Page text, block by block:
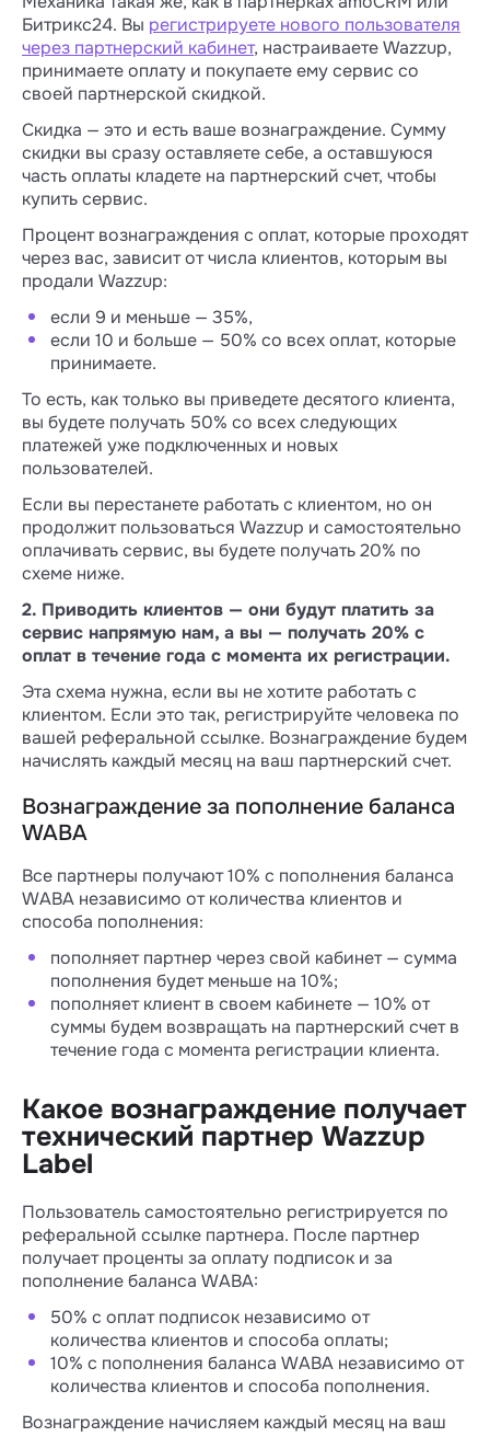
Битрикс24. Вы регистрируете нового пользователя
через партнерский кабинет, настраиваете Wazzup,
принимаете оплату и покупаете ему сервис со
своей партнерской скидкой.
Скидка — это и есть ваше вознаграждение. Сумму
скидки вы сразу оставляете себе, а оставшуюся
часть оплаты кладете на партнерский счет, чтобы
купить сервис.
Процент вознаграждения с оплат, которые проходят
через вас, зависит от числа клиентов, которым вы
продали Wazzup:
если 9 и меньше — 35%,
если 10 и больше — 50% со всех оплат, которые
принимаете.
То есть, как только вы приведете десятого клиента,
вы будете получать 50% со всех следующих
платежей уже подключенных и новых
пользователей.
Если вы перестанете работать с клиентом, но он
продолжит пользоваться Wazzup и самостоятельно
оплачивать сервис, вы будете получать 20% по
схеме ниже.
2. Приводить клиентов — они будут платить за
сервис напрямую нам, а вы — получать 20% с
оплат в течение года с момента их регистрации.
Эта схема нужна, если вы не хотите работать с
клиентом. Если это так, регистрируйте человека по
вашей реферальной ссылке. Вознаграждение будем
начислять каждый месяц на ваш партнерский счет.
Вознаграждение за пополнение баланса
WABA
Все партнеры получают 10% с пополнения баланса
WABA независимо от количества клиентов и
способа пополнения:
пополняет партнер через свой кабинет — сумма
пополнения будет меньше на 10%;
пополняет клиент в своем кабинете — 10% от
суммы будем возвращать на партнерский счет в
течение года с момента регистрации клиента.
Какое вознаграждение получает
технический партнер Wazzup
Label
Пользователь самостоятельно регистрируется по
реферальной ссылке партнера. После партнер
получает проценты за оплату подписок и за
пополнение баланса WABA:
50% с оплат подписок независимо от
количества клиентов и способа оплаты;
10% с пополнения баланса WABA независимо от
количества клиентов и способа пополнения.
Вознаграждение начисляем каждый месяц на ваш